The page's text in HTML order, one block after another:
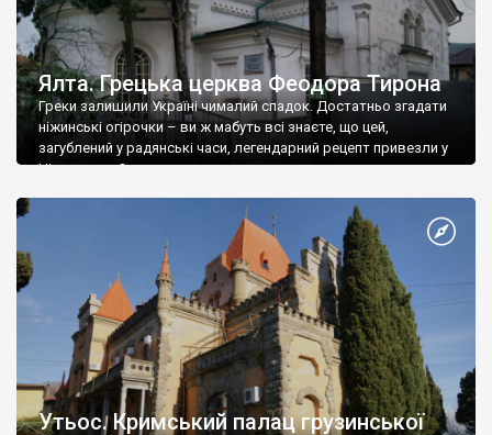
Ялта. Грецька церква Феодора Тирона
Греки залишили Україні чималий спадок. Достатньо згадати
ніжинські огірочки – ви ж мабуть всі знаєте, що цей,
загублений у радянські часи, легендарний рецепт привезли у
Ніжин греки?
Утьос. Кримський палац грузинської